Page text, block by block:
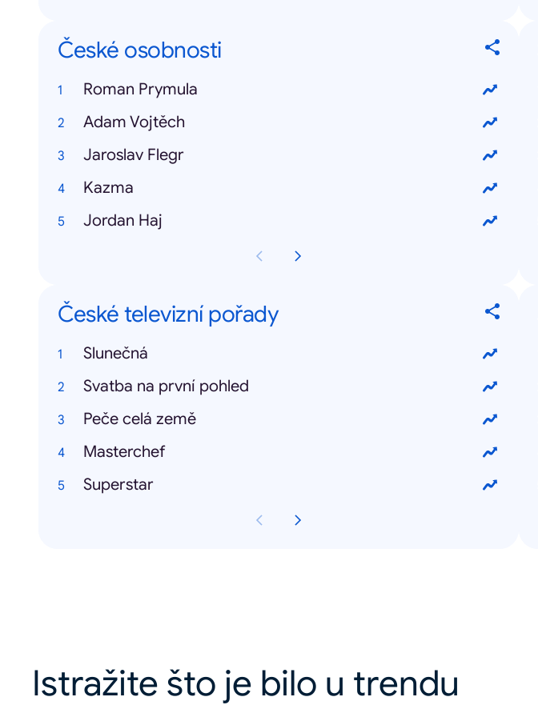
České osobnosti
Roman Prymula
Adam Vojtěch
Jaroslav Flegr
Kazma
Jordan Haj
České televizní pořady
Slunečná
Svatba na první pohled
Peče celá země
Masterchef
Superstar
Istražite što je bilo u trendu